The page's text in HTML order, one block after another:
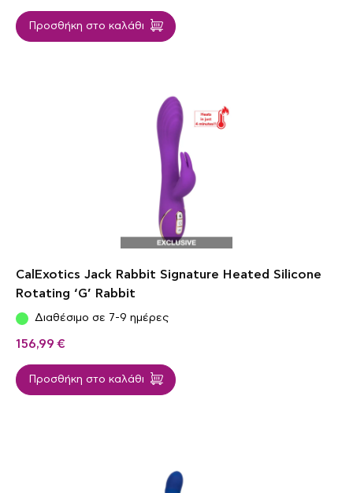
Προσθήκη στο καλάθι
CalExotics Jack Rabbit Signature Heated Silicone
Rotating ‘G’ Rabbit
Διαθέσιμο σε 7-9 ημέρες
156,99 €
Προσθήκη στο καλάθι